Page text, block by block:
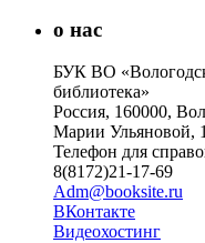
о нас
БУК ВО
библиотека»
Россия, 160000,
Марии Ульяновой, 1
Телефон для
8(8172)21-17-69
Adm@booksite.ru
ВКонтакте
Видеохостинг